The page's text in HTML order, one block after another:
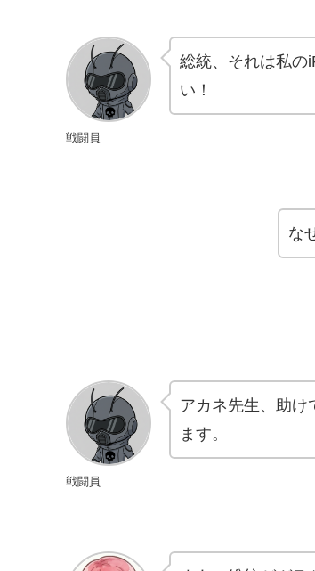
戦闘員
総統、それは私の
い！
な
戦闘員
アカネ先生、助け
ます。